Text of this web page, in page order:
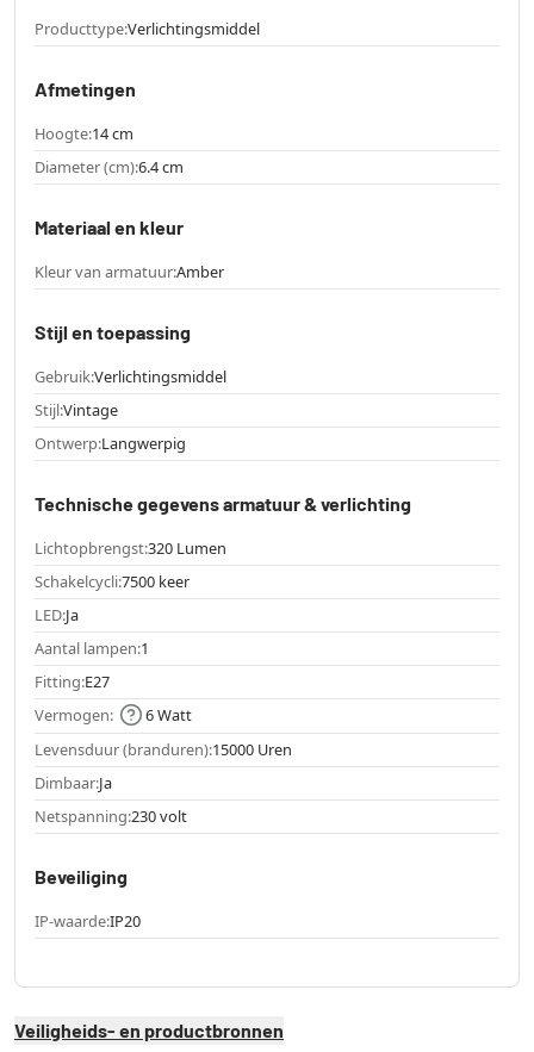
Producttype:Verlichtingsmiddel
Afmetingen
Hoogte:14 cm
Diameter (cm):6.4 cm
Materiaal en kleur
Kleur van armatuur:Amber
Stijl en toepassing
Gebruik:Verlichtingsmiddel
Stijl:Vintage
Ontwerp:Langwerpig
Technische gegevens armatuur & verlichting
Lichtopbrengst:320 Lumen
Schakelcycli:7500 keer
LED:Ja
Aantal lampen:1
Fitting:E27
Vermogen:
6 Watt
Levensduur (branduren):15000 Uren
Dimbaar:Ja
Netspanning:230 volt
Beveiliging
IP-waarde:IP20
Veiligheids- en productbronnen